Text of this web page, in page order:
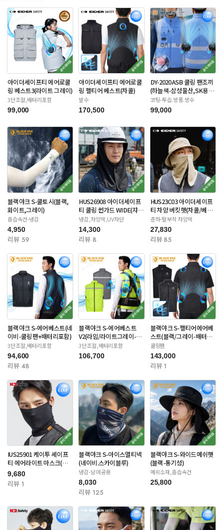
아이더세이프티 에어로쿨
링 베스트3(라이트 그레이)
3단조절,배터리포함
99,000
아이더세이프티 에어로쿨
링 펠티어 베스트(차콜)
발수
170,500
DY-2020ASB 쿨링 팬조끼
(하늘색-삼성물산,SK용)
배터리포함
코팅-투습.방풍.방수
99,000
블랙야크 S-쿨토시(블랙,
화이트,그레이)
흡습속건-냉감
4,950
리뷰 59
HUS26908 아이더세이프
티 쿨링 썬가드 WIDE(챠
콜/네이비)
냉감,차양막,UV차단
14,300
리뷰 8
HUS23C03 아이더세이프
티 차양 버킷햇(차콜/베이
지/라이트카키)
춘하-탈부착 차양막
27,830
리뷰 85
블랙야크 S-에어베스트(네
이비-쿨링팬+배터리포함)
3단조절,배터리포함
94,600
리뷰 48
블랙야크 S-에어베스트
V2(라임/라이트그레이-쿨
링팬) 배터리포함
3단조절,배터리포함
106,700
블랙야크 S-펠티어에어베
스트(블랙/그레이-배터리
별도)
쿨링팬
143,000
리뷰 1
IUS25901 케이투 세이프
티 에어라이트 마스크(블
랙/아이보리)
9,680
리뷰 1
블랙야크 S-아이스멀티넥
(네이비.스카이블루)
냉감-남여공용
8,030
리뷰 125
블랙야크 S-와이드메쉬햇
(블랙-통기성)
메쉬소재,흡습속건
25,800